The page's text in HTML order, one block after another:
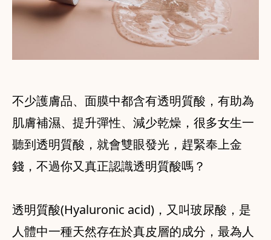
不少護膚品、面膜中都含有透明質酸，有助為
肌膚補濕、提升彈性、減少乾燥，很多女生一
聽到透明質酸，就會雙眼發光，趕緊奉上金
錢，不過你又真正認識透明質酸嗎？
透明質酸(Hyaluronic acid)，又叫玻尿酸，是
人體中一種天然存在於真皮層的成分，最為人